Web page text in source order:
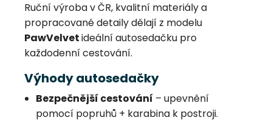
Ruční výroba v ČR, kvalitní materiály a
propracované detaily dělají z modelu
PawVelvetideální autosedačku pro
každodenní cestování.
Výhody autosedačky
Bezpečnější cestování – upevnění
pomocí popruhů + karabina k postroji.